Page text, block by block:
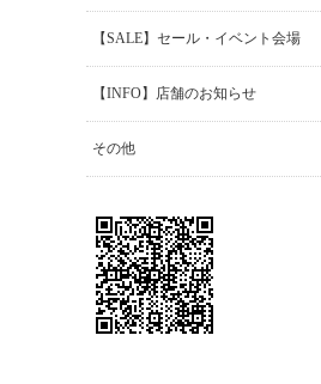
【SALE】セール・イベント会場
【INFO】店舗のお知らせ
その他